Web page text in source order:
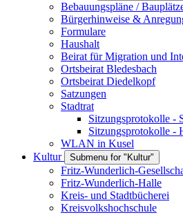
Bebauungspläne /
Bürgerhinweise &
Formulare
Haushalt
Beirat für Migration und
Ortsbeirat Bledesbach
Ortsbeirat Diedelkopf
Satzungen
Stadtrat
Sitzungsprotokolle -
Sitzungsprotokolle -
WLAN in Kusel
Kultur
Submenu for "Kultur"
Fritz-Wunderlich-
Fritz-Wunderlich-Halle
Kreis- und Stadtbücherei
Kreisvolkshochschule